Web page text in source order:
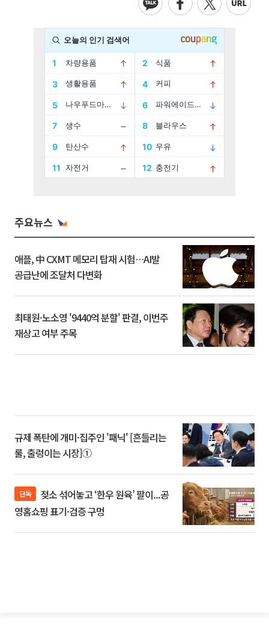
주요뉴스
애플, 中 CXMT 메모리 탑재 시험…AI발
공급난에 조달처 다변화
최태원·노소영 '9440억 분할' 판결, 이번주
재상고 여부 주목
규제 폭탄에 개미·집주인 '패닉' [흔들리는
룰, 출렁이는 시장]①
단독
영홈쇼핑 표기·검증 구멍